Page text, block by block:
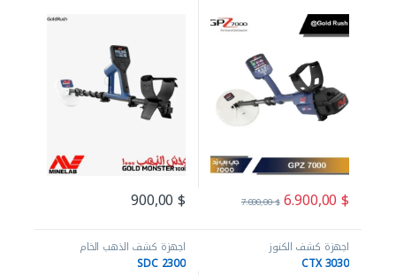
6.900,00$
7.000,00$
900,00$
اجهزة كشف الكنوز
CTX 3030
اجهزة كشف الذهب الخام
SDC 2300